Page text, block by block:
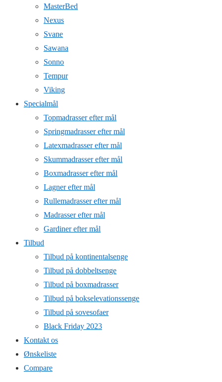
MasterBed
Nexus
Svane
Sawana
Sonno
Tempur
Viking
Specialmål
Topmadrasser efter mål
Springmadrasser efter mål
Latexmadrasser efter mål
Skummadrasser efter mål
Boxmadrasser efter mål
Lagner efter mål
Rullemadrasser efter mål
Madrasser efter mål
Gardiner efter mål
Tilbud
Tilbud på kontinentalsenge
Tilbud på dobbeltsenge
Tilbud på boxmadrasser
Tilbud på bokselevationssenge
Tilbud på sovesofaer
Black Friday 2023
Kontakt os
Ønskeliste
Compare